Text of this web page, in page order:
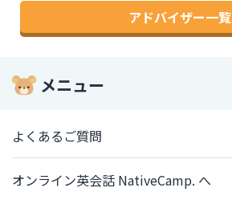
アドバイザー一覧
メニュー
よくあるご質問
オンライン英会話 NativeCamp. へ